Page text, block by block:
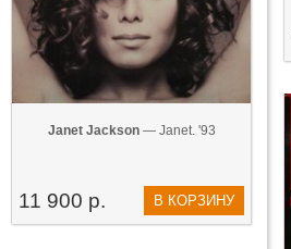
Janet Jackson— Janet. '93
11 900 р. В КОРЗИНУ